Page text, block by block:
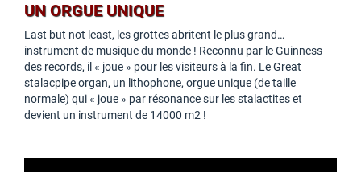
UN ORGUE UNIQUE
Last but not least, les grottes abritent le plus grand…
instrument de musique du monde ! Reconnu par le Guinness
des records, il « joue » pour les visiteurs à la fin. Le Great
stalacpipe organ, un lithophone, orgue unique (de taille
normale) qui « joue » par résonance sur les stalactites et
devient un instrument de 14000 m2 !